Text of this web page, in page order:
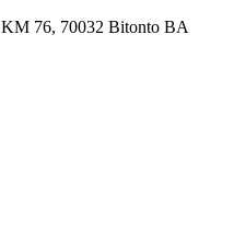
76, 70032 Bitonto BA